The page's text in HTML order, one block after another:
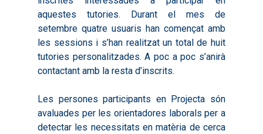
aquestes tutories. Durant el mes de
setembre quatre usuaris han començat amb
les sessions i s’han realitzat un total de huit
tutories personalitzades. A poc a poc s’anirà
contactant amb la resta d’inscrits.
Les persones participants en Projecta són
avaluades per les orientadores laborals per a
detectar les necessitats en matèria de cerca